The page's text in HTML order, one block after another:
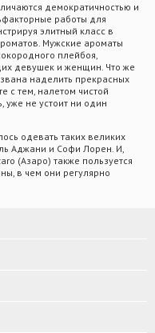
демократичностью и
работы для
элитный класс в
Мужские ароматы
плейбоя,
девушек и женщин. Что же
наделить прекрасных
с тем, налетом чистой
уже не устоит ни один
одевать таких великих
Аджани и Софи Лорен. И,
(Азаро) также пользуется
в чем они регулярно